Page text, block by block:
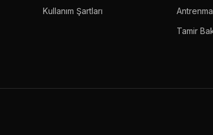
Kullanım Şartları
Tamir